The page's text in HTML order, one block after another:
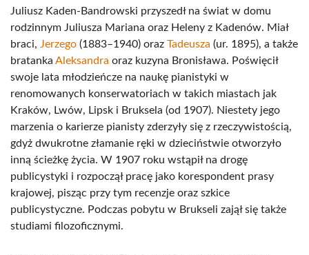
Juliusz Kaden-Bandrowski przyszedł na świat w domu
rodzinnym Juliusza Mariana oraz Heleny z Kadenów. Miał
braci, Jerzego (1883–1940) oraz Tadeusza (ur. 1895), a także
bratanka Aleksandra oraz kuzyna Bronisława. Poświęcił
swoje lata młodzieńcze na naukę pianistyki w
renomowanych konserwatoriach w takich miastach jak
Kraków, Lwów, Lipsk i Bruksela (od 1907). Niestety jego
marzenia o karierze pianisty zderzyły się z rzeczywistością,
gdyż dwukrotne złamanie ręki w dzieciństwie otworzyło
inną ścieżkę życia. W 1907 roku wstąpił na drogę
publicystyki i rozpoczął pracę jako korespondent prasy
krajowej, pisząc przy tym recenzje oraz szkice
publicystyczne. Podczas pobytu w Brukseli zajął się także
studiami filozoficznymi.